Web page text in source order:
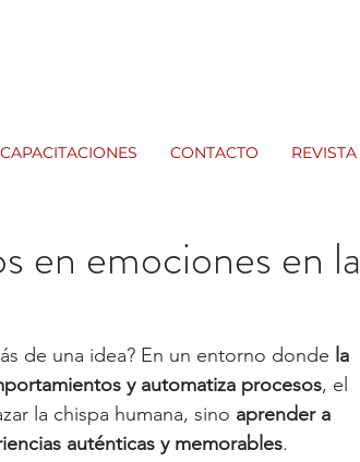
CAPACITACIONES CONTACTO REVISTA
en emociones en la
de una idea? En un entorno donde la
y automatiza procesos, el
la chispa humana, sino aprender a
auténticas y memorables.